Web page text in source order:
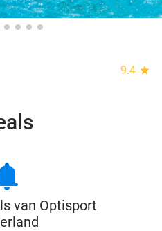
9.4 star
van Optisport